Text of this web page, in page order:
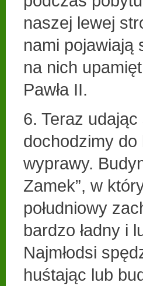
naszej lewej
nami pojawiają
na nich
Pawła II.
6. Teraz
dochodzimy
wyprawy.
Zamek”, w
południowy
bardzo ładny i
Najmłodsi
huśtając lub